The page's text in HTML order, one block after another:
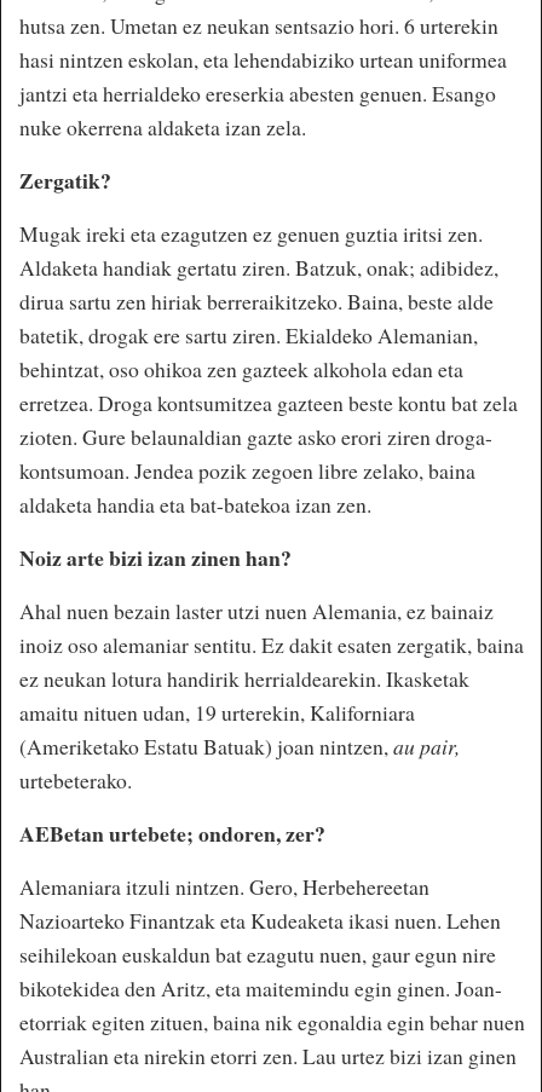
hutsa zen. Umetan ez neukan sentsazio hori. 6 urterekin
hasi nintzen eskolan, eta lehendabiziko urtean uniformea
jantzi eta herrialdeko ereserkia abesten genuen. Esango
nuke okerrena aldaketa izan zela.
Zergatik?
Mugak ireki eta ezagutzen ez genuen guztia iritsi zen.
Aldaketa handiak gertatu ziren. Batzuk, onak; adibidez,
dirua sartu zen hiriak berreraikitzeko. Baina, beste alde
batetik, drogak ere sartu ziren. Ekialdeko Alemanian,
behintzat, oso ohikoa zen gazteek alkohola edan eta
erretzea. Droga kontsumitzea gazteen beste kontu bat zela
zioten. Gure belaunaldian gazte asko erori ziren droga-
kontsumoan. Jendea pozik zegoen libre zelako, baina
aldaketa handia eta bat-batekoa izan zen.
Noiz arte bizi izan zinen han?
Ahal nuen bezain laster utzi nuen Alemania, ez bainaiz
inoiz oso alemaniar sentitu. Ez dakit esaten zergatik, baina
ez neukan lotura handirik herrialdearekin. Ikasketak
amaitu nituen udan, 19 urterekin, Kaliforniara
(Ameriketako Estatu Batuak) joan nintzen,au pair,
urtebeterako.
AEBetan urtebete; ondoren, zer?
Alemaniara itzuli nintzen. Gero, Herbehereetan
Nazioarteko Finantzak eta Kudeaketa ikasi nuen. Lehen
seihilekoan euskaldun bat ezagutu nuen, gaur egun nire
bikotekidea den Aritz, eta maitemindu egin ginen. Joan-
etorriak egiten zituen, baina nik egonaldia egin behar nuen
Australian eta nirekin etorri zen. Lau urtez bizi izan ginen